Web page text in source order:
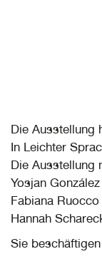
Die Ausstellung
In Leichter
Die Ausstellung
Yosjan
Fabiana
Hannah
Sie